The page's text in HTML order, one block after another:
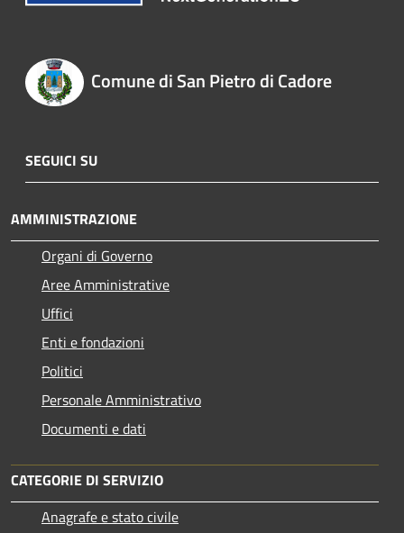
Comune di San Pietro di Cadore
SEGUICI SU
AMMINISTRAZIONE
Organi di Governo
Aree Amministrative
Uffici
Enti e fondazioni
Politici
Personale Amministrativo
Documenti e dati
CATEGORIE DI SERVIZIO
Anagrafe e stato civile